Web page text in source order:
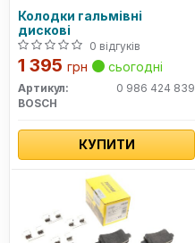
Колодки гальмівні
дискові
0 відгуків
1 395 грн сьогодні
Артикул:
0 986 424 839
BOSCH
КУПИТИ